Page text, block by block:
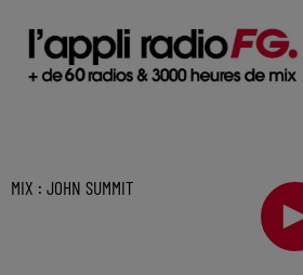
MIX : JOHN SUMMIT